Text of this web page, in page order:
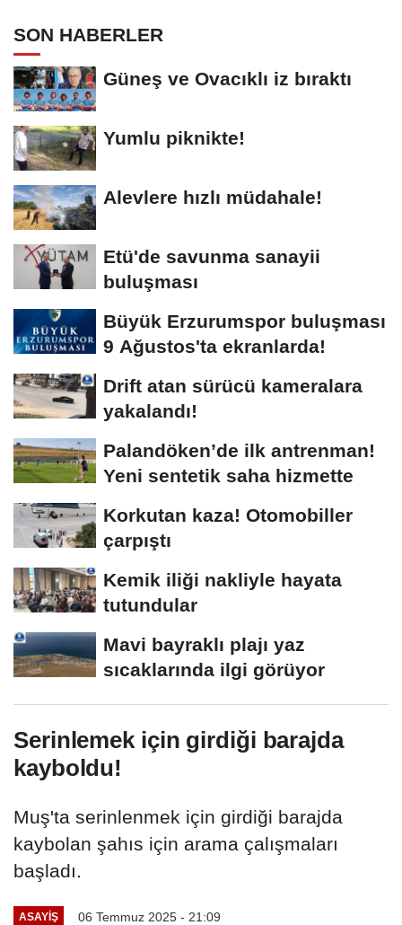
SON HABERLER
Güneş ve Ovacıklı iz bıraktı
Yumlu piknikte!
Alevlere hızlı müdahale!
Etü'de savunma sanayii
buluşması
Büyük Erzurumspor buluşması
9 Ağustos'ta ekranlarda!
Drift atan sürücü kameralara
yakalandı!
Palandöken’de ilk antrenman!
Yeni sentetik saha hizmette
Korkutan kaza! Otomobiller
çarpıştı
Kemik iliği nakliyle hayata
tutundular
Mavi bayraklı plajı yaz
sıcaklarında ilgi görüyor
Serinlemek için girdiği barajda
kayboldu!
Muş'ta serinlenmek için girdiği barajda
kaybolan şahıs için arama çalışmaları
başladı.
ASAYİŞ 06 Temmuz 2025 - 21:09